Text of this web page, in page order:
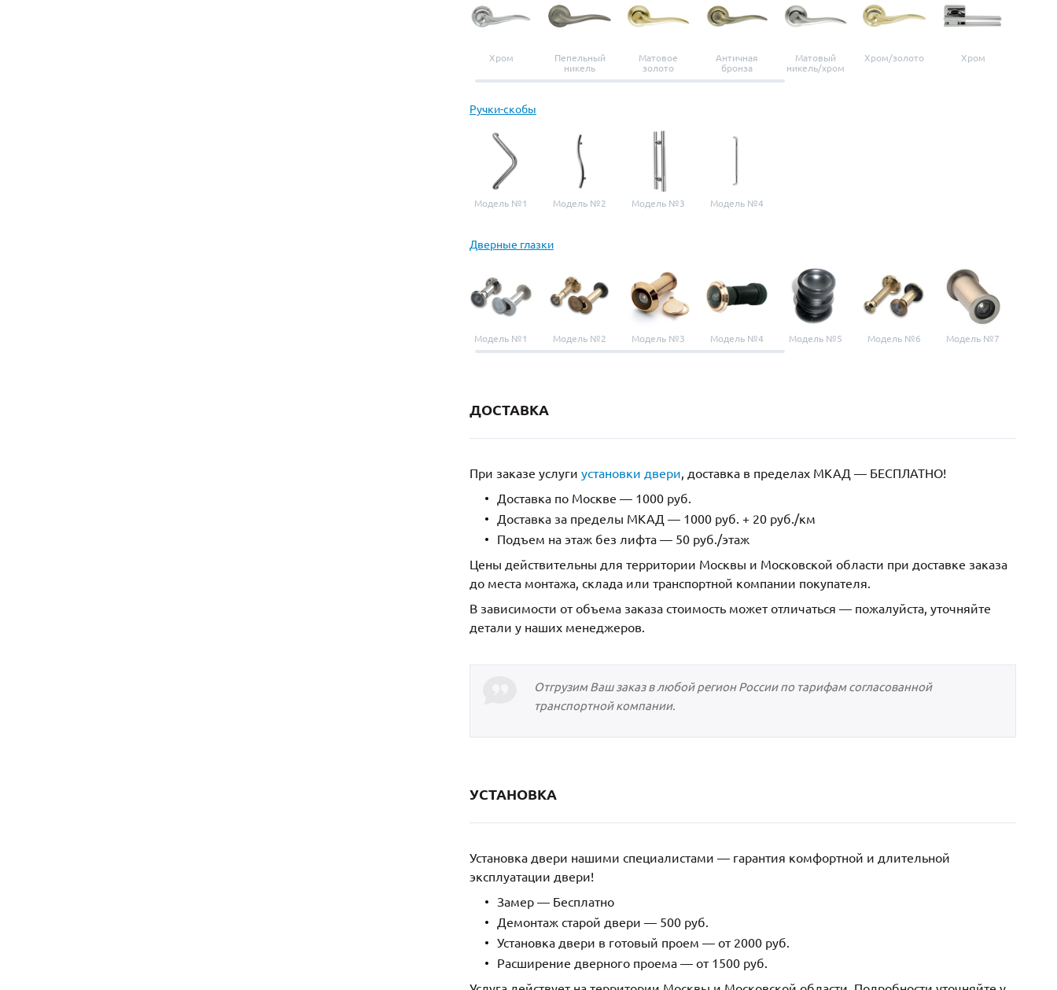
Хром
Пепельный
никель
Матовое
золото
Античная
бронза
Матовый
никель/хром
Хром/золото Хром
Ручки-скобы
Модель №1 Модель №2 Модель №3 Модель №4
Дверные глазки
Модель №1 Модель №2 Модель №3 Модель №4 Модель №5 Модель №6 Модель №7
ДОСТАВКА
При заказе услуги установки двери, доставка в пределах МКАД — БЕСПЛАТНО!
Доставка по Москве — 1000 руб.
Доставка за пределы МКАД — 1000 руб. + 20 руб./км
Подъем на этаж без лифта — 50 руб./этаж
Цены действительны для территории Москвы и Московской области при доставке заказа
до места монтажа, склада или транспортной компании покупателя.
В зависимости от объема заказа стоимость может отличаться — пожалуйста, уточняйте
детали у наших менеджеров.
Отгрузим Ваш заказ в любой регион России по тарифам согласованной
транспортной компании.
УСТАНОВКА
Установка двери нашими специалистами — гарантия комфортной и длительной
эксплуатации двери!
Замер — Бесплатно
Демонтаж старой двери — 500 руб.
Установка двери в готовый проем — от 2000 руб.
Расширение дверного проема — от 1500 руб.